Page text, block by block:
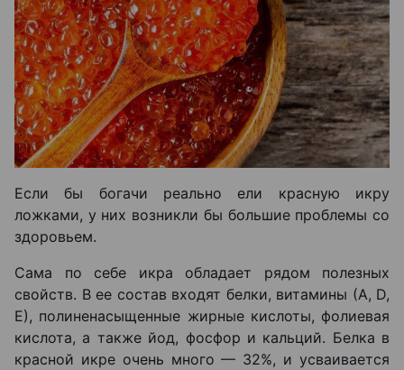
Если бы богачи реально ели красную икру
ложками, у них возникли бы большие проблемы со
здоровьем.
Сама по себе икра обладает рядом полезных
свойств. В ее состав входят белки, витамины (А, D,
Е), полиненасыщенные жирные кислоты, фолиевая
кислота, а также йод, фосфор и кальций. Белка в
красной икре очень много — 32%, и усваивается